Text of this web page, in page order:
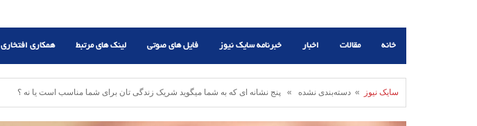
خانه مقالات اخبار خبرنامه سایک نیوز فایل های صوتی لینک های مرتبط همکاری افتخاری
سایک نیوز » دسته‌بندی نشده » پنج نشانه ای که به شما میگوید شریک زندگی تان برای شما مناسب است یا نه ؟